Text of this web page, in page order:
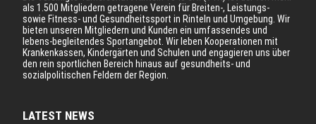
als 1.500 Mitgliedern getragene Verein für Breiten-, Leistungs-
sowie Fitness- und Gesundheitssport in Rinteln und Umgebung. Wir
bieten unseren Mitgliedern und Kunden ein umfassendes und
lebens-begleitendes Sportangebot. Wir leben Kooperationen mit
Krankenkassen, Kindergärten und Schulen und engagieren uns über
den rein sportlichen Bereich hinaus auf gesundheits- und
sozialpolitischen Feldern der Region.
LATEST NEWS